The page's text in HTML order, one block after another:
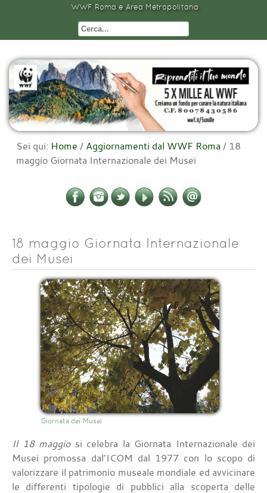
WWF Roma e Area Metropolitana
Sei qui: Home / Aggiornamenti dal WWF Roma / 18
maggio Giornata Internazionale dei Musei
18 maggio Giornata Internazionale
dei Musei
Giornata dei Musei
Il 18 maggiosi celebra la Giornata Internazionale dei
Musei promossa dal’ICOM dal 1977 con lo scopo di
valorizzare il patrimonio museale mondiale ed avvicinare
le differenti tipologie di pubblici alla scoperta delle